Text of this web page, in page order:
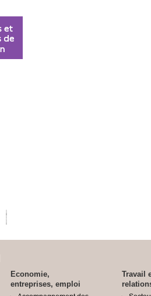
Economie,
entreprises, emploi
Travail